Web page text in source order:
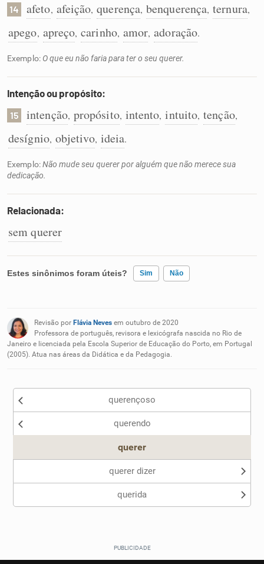
14 afeto, afeição, querença, benquerença, ternura,
apego, apreço, carinho, amor, adoração.
Exemplo: O que eu não faria para ter o seu querer.
Intenção ou propósito:
15 intenção, propósito, intento, intuito, tenção,
desígnio, objetivo, ideia.
Exemplo:Não mude seu querer por alguém que não merece sua
dedicação.
Relacionada:
sem querer
Estes sinônimos foram úteis? Sim Não
Nenhum dos sinônimos apresentados me ajudou
Outro
Revisão por Flávia Neves em outubro de 2020
Professora de português, revisora e lexicógrafa nascida no Rio de
Janeiro e licenciada pela Escola Superior de Educação do Porto, em Portugal
(2005). Atua nas áreas da Didática e da Pedagogia.
querençoso
querendo
querer
querer dizer
querida